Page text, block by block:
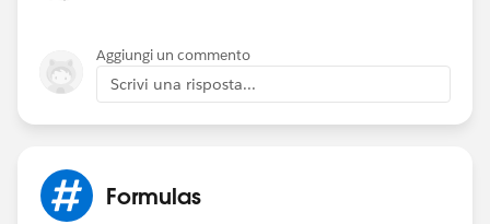
Aggiungi un commento
Scrivi una risposta...
Formulas